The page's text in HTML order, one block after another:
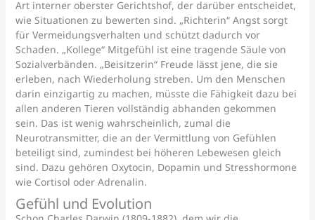
Art interner oberster Gerichtshof, der darüber entscheidet,
wie Situationen zu bewerten sind. „Richterin“ Angst sorgt
für Vermeidungsverhalten und schützt dadurch vor
Schaden. „Kollege“ Mitgefühl ist eine tragende Säule von
Sozialverbänden. „Beisitzerin“ Freude lässt jene, die sie
erleben, nach Wiederholung streben. Um den Menschen
darin einzigartig zu machen, müsste die Fähigkeit dazu bei
allen anderen Tieren vollständig abhanden gekommen
sein. Das ist wenig wahrscheinlich, zumal die
Neurotransmitter, die an der Vermittlung von Gefühlen
beteiligt sind, zumindest bei höheren Lebewesen gleich
sind. Dazu gehören Oxytocin, Dopamin und Stresshormone
wie Cortisol oder Adrenalin.
Gefühl und Evolution